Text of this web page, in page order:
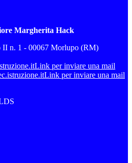
Margherita Hack
II n. 1 - 00067 Morlupo (RM)
Link per inviare una mail
Link per inviare una mail